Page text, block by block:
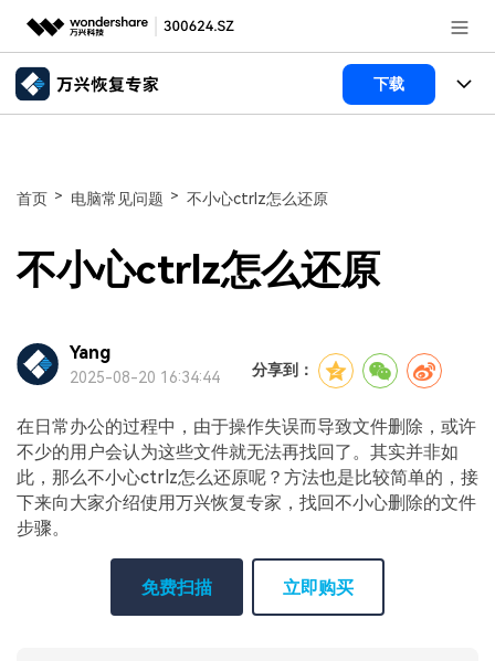
推荐产品
新闻中心
关于万兴
帮助中心
客服热线：4000-300624
下载
数据恢复
使用教程
文章资讯
破损文件修复
常见问题
登录 立即购买
首页 > 电脑常见问题 > 不小心ctrlz怎么还原
不小心ctrlz怎么还原
Yang
2025-08-20 16:34:44 分享到：
在日常办公的过程中，由于操作失误而导致文件删除，或许
不少的用户会认为这些文件就无法再找回了。其实并非如
此，那么不小心ctrlz怎么还原呢？方法也是比较简单的，接
下来向大家介绍使用万兴恢复专家，找回不小心删除的文件
步骤。
免费扫描 立即购买